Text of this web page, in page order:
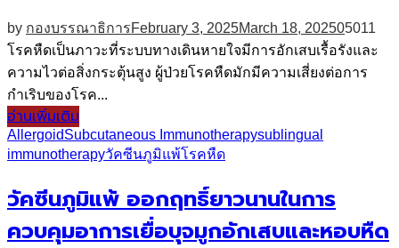
by กองบรรณาธิการFebruary 3, 2025March 18, 202505011
โรคหืดเป็นภาวะที่ระบบทางเดินหายใจมีการอักเสบเรื้อรังและ
ความไวต่อสิ่งกระตุ้นสูง ผู้ป่วยโรคหืดมักมีความเสี่ยงต่อการ
กำเริบของโรค...
อ่านเพิ่มเติม
AllergoidSubcutaneous Immunotherapysublingual
immunotherapyวัคซีนภูมิแพ้โรคหืด
วัคซีนภูมิแพ้ ออกฤทธิ์ยาวนานในการ
ควบคุมอาการเยื่อบุจมูกอักเสบและหอบหืด